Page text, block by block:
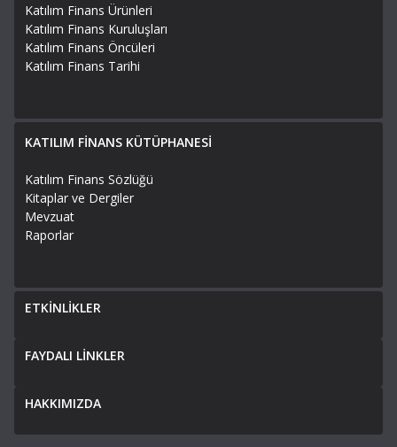
Katılım Finans Ürünleri
Katılım Finans Kuruluşları
Katılım Finans Öncüleri
Katılım Finans Tarihi
KATILIM FİNANS KÜTÜPHANESİ
Katılım Finans Sözlüğü
Kitaplar ve Dergiler
Mevzuat
Raporlar
ETKİNLİKLER
FAYDALI LİNKLER
HAKKIMIZDA